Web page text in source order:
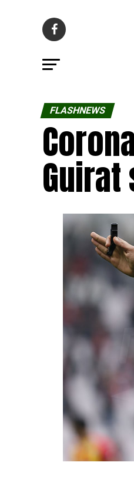
FLASHNEWS
Guirat